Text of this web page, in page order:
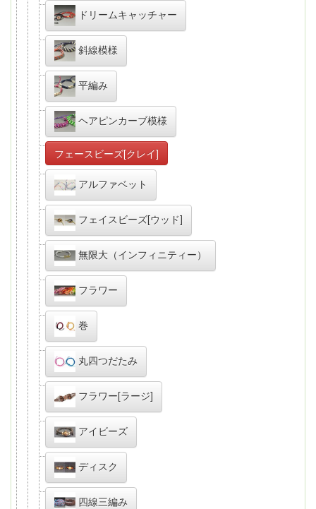
ドリームキャッチャー
斜線模様
平編み
ヘアピンカーブ模様
フェースビーズ[クレイ]
アルファベット
フェイスビーズ[ウッド]
無限大（インフィニティー）
フラワー
巻
丸四つだたみ
フラワー[ラージ]
アイビーズ
ディスク
四線三編み